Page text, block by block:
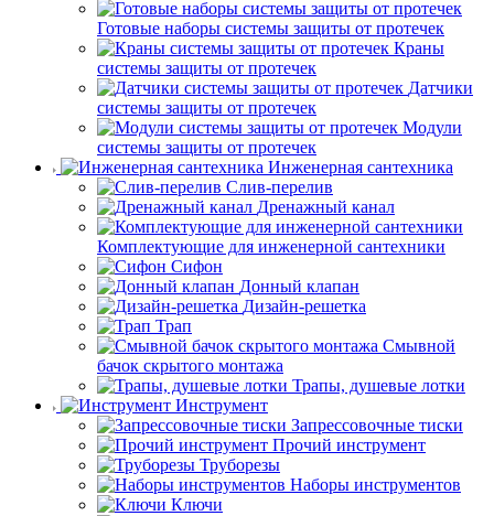
Готовые наборы системы защиты от протечек
Краны
системы защиты от протечек
Датчики
системы защиты от протечек
Модули
системы защиты от протечек
Инженерная сантехника
Слив-перелив
Дренажный канал
Комплектующие для инженерной сантехники
Сифон
Донный клапан
Дизайн-решетка
Трап
Смывной
бачок скрытого монтажа
Трапы, душевые лотки
Инструмент
Запрессовочные тиски
Прочий инструмент
Труборезы
Наборы инструментов
Ключи